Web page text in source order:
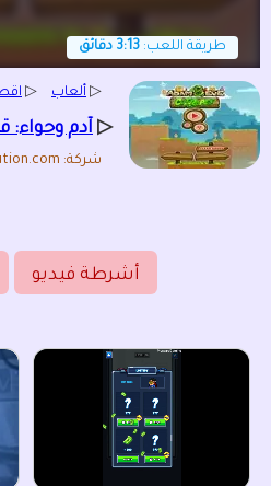
طريقة اللعب: 3:13 دقائق
▷ ألعاب ▷
▷ آدم وحواء:
شركة: gamedistribution.com
أشرطة فيديو